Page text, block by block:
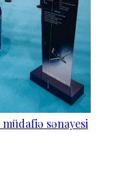
sənayesi